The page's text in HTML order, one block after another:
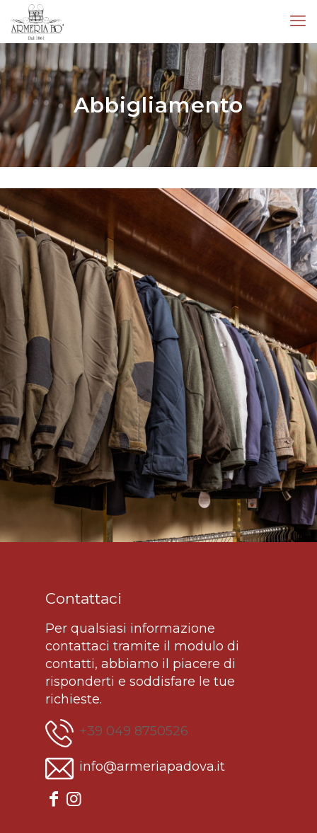
Abbigliamento
Contattaci
Per qualsiasi informazione
contattaci tramite il modulo di
contatti, abbiamo il piacere di
risponderti e soddisfare le tue
richieste.
+39 049 8750526
info@armeriapadova.it